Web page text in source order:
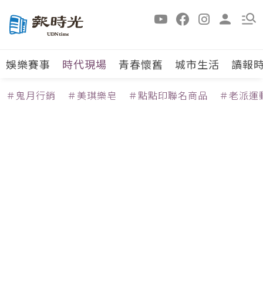
娛樂賽事 時代現場 青春懷舊 城市生活 讀報
＃鬼月行銷 ＃美琪樂皂 ＃點點印聯名商品 ＃老派運